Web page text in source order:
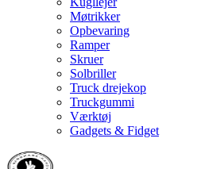
Møtrikker
Opbevaring
Ramper
Skruer
Solbriller
Truck drejekop
Truckgummi
Værktøj
Gadgets & Fidget